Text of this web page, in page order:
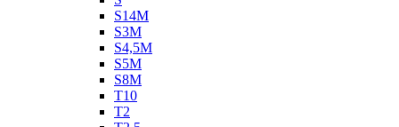
S14M
S3M
S4,5M
S5M
S8M
T10
T2